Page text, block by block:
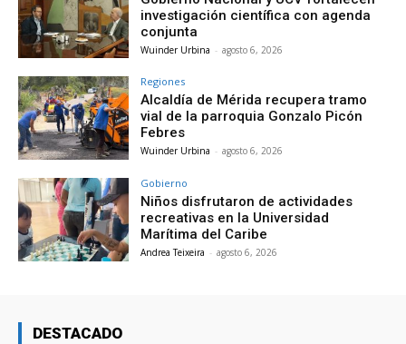
investigación científica con agenda
conjunta
Wuinder Urbina - agosto 6, 2026
Regiones
Alcaldía de Mérida recupera tramo
vial de la parroquia Gonzalo Picón
Febres
Wuinder Urbina - agosto 6, 2026
Gobierno
Niños disfrutaron de actividades
recreativas en la Universidad
Marítima del Caribe
Andrea Teixeira - agosto 6, 2026
DESTACADO